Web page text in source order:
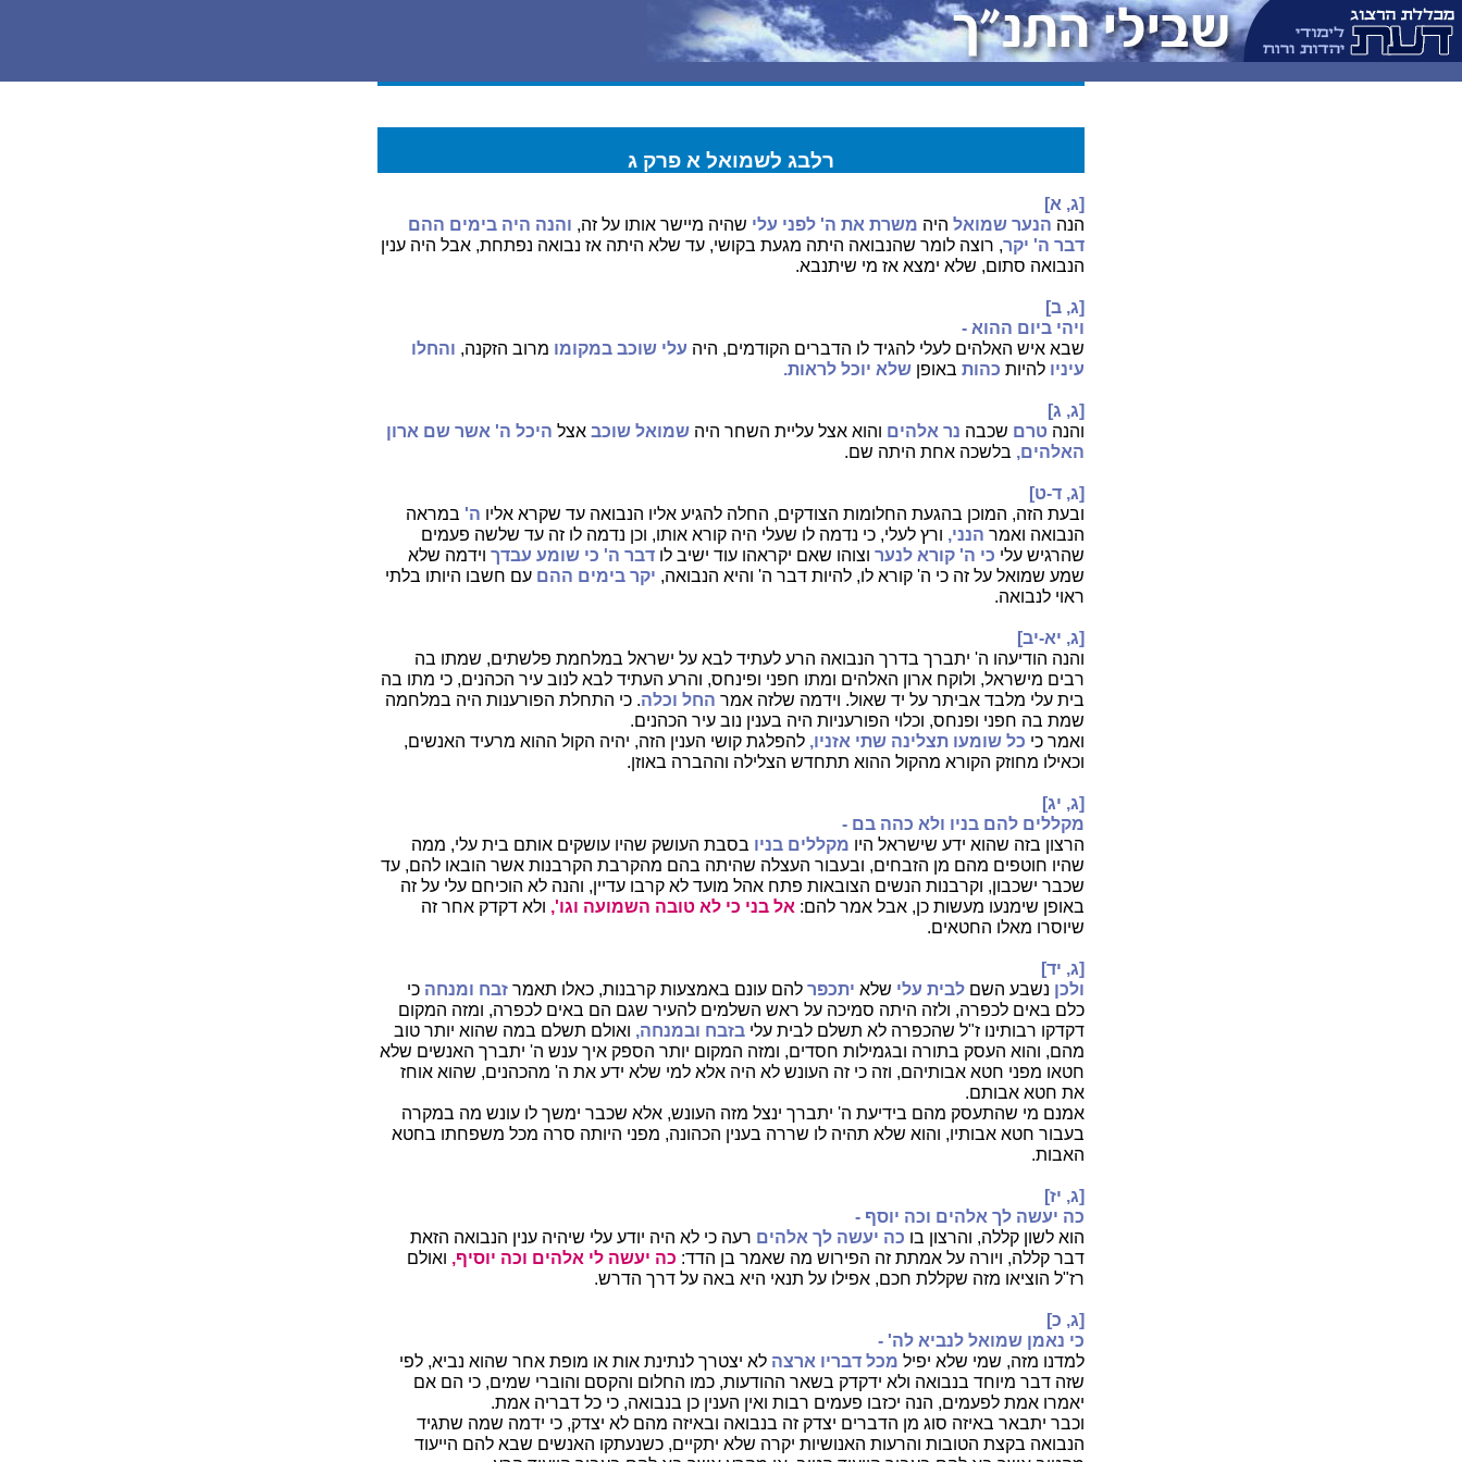
רלבג לשמואל א פרק ג
[ג, א]
הנה הנער שמואל היה משרת את ה' לפני עלי שהיה מיישר אותו על זה, והנה היה בימים ההם
דבר ה' יקר, רוצה לומר שהנבואה היתה מגעת בקושי, עד שלא היתה אז נבואה נפתחת, אבל היה ענין
הנבואה סתום, שלא ימצא אז מי שיתנבא.
[ג, ב]
ויהי ביום ההוא -
שבא איש האלהים לעלי להגיד לו הדברים הקודמים, היה עלי שוכב במקומו מרוב הזקנה, והחלו
עיניו להיות כהות באופן שלא יוכל לראות.
[ג, ג]
והנה טרם שכבה נר אלהים והוא אצל עליית השחר היה שמואל שוכב אצל היכל ה' אשר שם ארון
האלהים, בלשכה אחת היתה שם.
[ג, ד-ט]
ובעת הזה, המוכן בהגעת החלומות הצודקים, החלה להגיע אליו הנבואה עד שקרא אליו ה' במראה
הנבואה ואמר הנני, ורץ לעלי, כי נדמה לו שעלי היה קורא אותו, וכן נדמה לו זה עד שלשה פעמים
שהרגיש עלי כי ה' קורא לנער וצוהו שאם יקראהו עוד ישיב לו דבר ה' כי שומע עבדך וידמה שלא
שמע שמואל על זה כי ה' קורא לו, להיות דבר ה' והיא הנבואה, יקר בימים ההם עם חשבו היותו בלתי
ראוי לנבואה.
[ג, יא-יב]
והנה הודיעהו ה' יתברך בדרך הנבואה הרע לעתיד לבא על ישראל במלחמת פלשתים, שמתו בה
רבים מישראל, ולוקח ארון האלהים ומתו חפני ופינחס, והרע העתיד לבא לנוב עיר הכהנים, כי מתו בה
בית עלי מלבד אביתר על יד שאול. וידמה שלזה אמר החל וכלה. כי התחלת הפורענות היה במלחמה
שמת בה חפני ופנחס, וכלוי הפורעניות היה בענין נוב עיר הכהנים.
ואמר כי כל שומעו תצלינה שתי אזניו, להפלגת קושי הענין הזה, יהיה הקול ההוא מרעיד האנשים,
וכאילו מחוזק הקורא מהקול ההוא תתחדש הצלילה וההברה באוזן.
[ג, יג]
מקללים להם בניו ולא כהה בם -
הרצון בזה שהוא ידע שישראל היו מקללים בניו בסבת העושק שהיו עושקים אותם בית עלי, ממה
שהיו חוטפים מהם מן הזבחים, ובעבור העצלה שהיתה בהם מהקרבת הקרבנות אשר הובאו להם, עד
שכבר ישכבון, וקרבנות הנשים הצובאות פתח אהל מועד לא קרבו עדיין, והנה לא הוכיחם עלי על זה
באופן שימנעו מעשות כן, אבל אמר להם: אל בני כי לא טובה השמועה וגו', ולא דקדק אחר זה
שיוסרו מאלו החטאים.
[ג, יד]
ולכן נשבע השם לבית עלי שלא יתכפר להם עונם באמצעות קרבנות, כאלו תאמר זבח ומנחה כי
כלם באים לכפרה, ולזה היתה סמיכה על ראש השלמים להעיר שגם הם באים לכפרה, ומזה המקום
דקדקו רבותינו ז"ל שהכפרה לא תשלם לבית עלי בזבח ובמנחה, ואולם תשלם במה שהוא יותר טוב
מהם, והוא העסק בתורה ובגמילות חסדים, ומזה המקום יותר הספק איך ענש ה' יתברך האנשים שלא
חטאו מפני חטא אבותיהם, וזה כי זה העונש לא היה אלא למי שלא ידע את ה' מהכהנים, שהוא אוחז
את חטא אבותם.
אמנם מי שהתעסק מהם בידיעת ה' יתברך ינצל מזה העונש, אלא שכבר ימשך לו עונש מה במקרה
בעבור חטא אבותיו, והוא שלא תהיה לו שררה בענין הכהונה, מפני היותה סרה מכל משפחתו בחטא
האבות.
[ג, יז]
כה יעשה לך אלהים וכה יוסף -
הוא לשון קללה, והרצון בו כה יעשה לך אלהים רעה כי לא היה יודע עלי שיהיה ענין הנבואה הזאת
דבר קללה, ויורה על אמתת זה הפירוש מה שאמר בן הדד: כה יעשה לי אלהים וכה יוסיף, ואולם
רז"ל הוציאו מזה שקללת חכם, אפילו על תנאי היא באה על דרך הדרש.
[ג, כ]
כי נאמן שמואל לנביא לה' -
למדנו מזה, שמי שלא יפיל מכל דבריו ארצה לא יצטרך לנתינת אות או מופת אחר שהוא נביא, לפי
שזה דבר מיוחד בנבואה ולא ידקדק בשאר ההודעות, כמו החלום והקסם והוברי שמים, כי הם אם
יאמרו אמת לפעמים, הנה יכזבו פעמים רבות ואין הענין כן בנבואה, כי כל דבריה אמת.
וכבר יתבאר באיזה סוג מן הדברים יצדק זה בנבואה ובאיזה מהם לא יצדק, כי ידמה שמה שתגיד
הנבואה בקצת הטובות והרעות האנושיות יקרה שלא יתקיים, כשנעתקו האנשים שבא להם הייעוד